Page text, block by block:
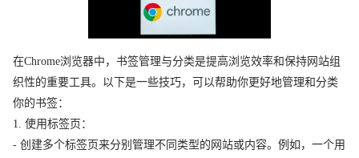
在Chrome浏览器中，书签管理与分类是提高浏览效率和保持网站组
织性的重要工具。以下是一些技巧，可以帮助你更好地管理和分类
你的书签：
1. 使用标签页：
- 创建多个标签页来分别管理不同类型的网站或内容。例如，一个用